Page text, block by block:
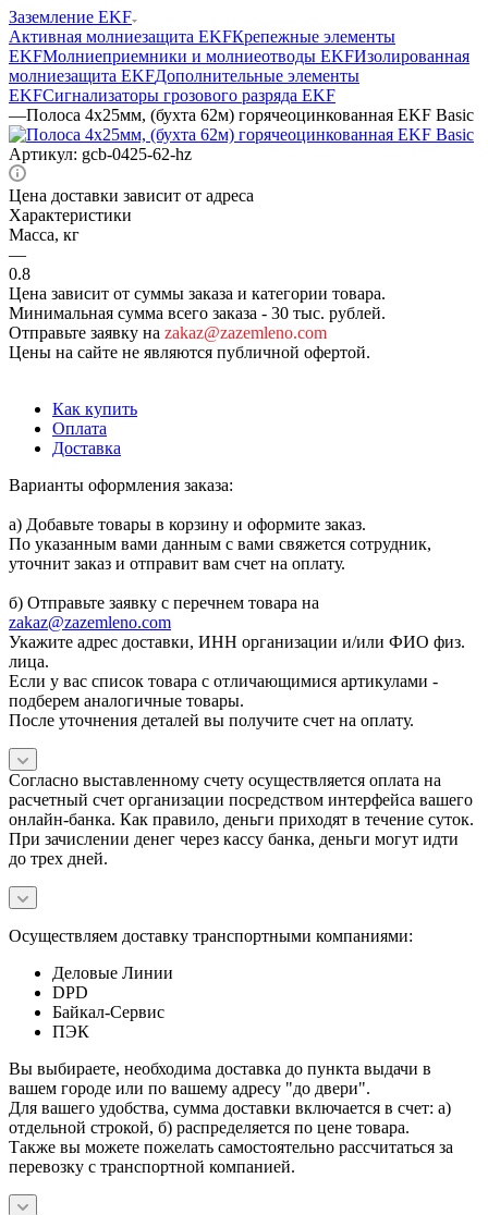
Заземление EKF
Активная молниезащита EKFКрепежные элементы
EKFМолниеприемники и молниеотводы EKFИзолированная
молниезащита EKFДополнительные элементы
EKFСигнализаторы грозового разряда EKF
—Полоса 4х25мм, (бухта 62м) горячеоцинкованная EKF Basic
Артикул: gcb-0425-62-hz
Цена доставки зависит от адреса
Характеристики
Масса, кг
—
0.8
Цена зависит от суммы заказа и категории товара.
Минимальная сумма всего заказа - 30 тыс. рублей.
Отправьте заявку на zakaz@zazemleno.com
Цены на сайте не являются публичной офертой.
Как купить
Оплата
Доставка
Варианты оформления заказа:
а) Добавьте товары в корзину и оформите заказ.
По указанным вами данным с вами свяжется сотрудник,
уточнит заказ и отправит вам счет на оплату.
б) Отправьте заявку с перечнем товара на
zakaz@zazemleno.com
Укажите адрес доставки, ИНН организации и/или ФИО физ.
лица.
Если у вас список товара с отличающимися артикулами -
подберем аналогичные товары.
После уточнения деталей вы получите счет на оплату.
Согласно выставленному счету осуществляется оплата на
расчетный счет организации посредством интерфейса вашего
онлайн-банка. Как правило, деньги приходят в течение суток.
При зачислении денег через кассу банка, деньги могут идти
до трех дней.
Осуществляем доставку транспортными компаниями:
Деловые Линии
DPD
Байкал-Сервис
ПЭК
Вы выбираете, необходима доставка до пункта выдачи в
вашем городе или по вашему адресу "до двери".
Для вашего удобства, сумма доставки включается в счет: а)
отдельной строкой, б) распределяется по цене товара.
Также вы можете пожелать самостоятельно рассчитаться за
перевозку с транспортной компанией.